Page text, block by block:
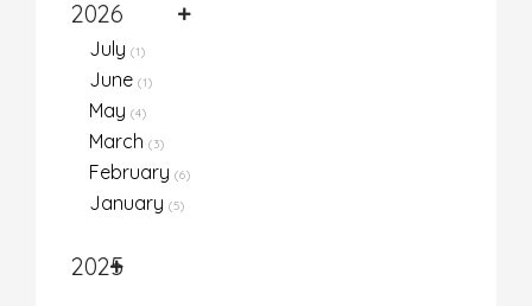
2026
July (1)
June (1)
May (4)
March (3)
February (6)
January (5)
2025